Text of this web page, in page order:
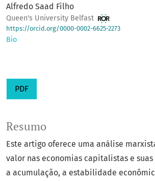
Alfredo Saad Filho
Queen's University Belfast
https://orcid.org/0000-0002-6625-2273
Bio
PDF
Resumo
Este artigo oferece uma análise
valor nas economias capitalistas e
a acumulação, a estabilidade